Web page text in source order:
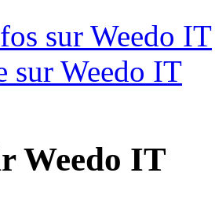
sur Weedo IT
sur Weedo IT
Weedo IT